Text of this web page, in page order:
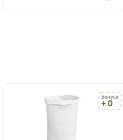
Бонуси
+ 0